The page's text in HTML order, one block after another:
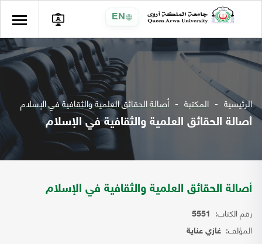
EN
الرئيسية المكتبة أصالة الحقائق العلمية والثقافية في الإسلام
أصالة الحقائق العلمية والثقافية في الإسلام
أصالة الحقائق العلمية والثقافية في الإسلام
رقم الكتاب: 5551
المؤلف: غازي عناية